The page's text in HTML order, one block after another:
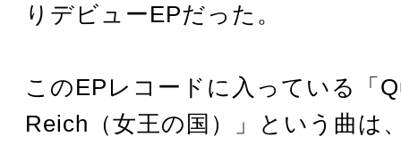
りデビューEPだった。
このEPレコードに入っている「
Reich（女王の国）」という曲は